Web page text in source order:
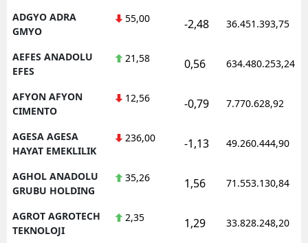
ADGYO ADRA
GMYO
55,00 -2,48 36.451.393,75
AEFES ANADOLU
EFES
21,58 0,56 634.480.253,24
AFYON AFYON
CIMENTO
12,56 -0,79 7.770.628,92
AGESA AGESA
HAYAT EMEKLILIK
236,00 -1,13 49.260.444,90
AGHOL ANADOLU
GRUBU HOLDING
35,26 1,56 71.553.130,84
AGROT AGROTECH
TEKNOLOJI
2,35 1,29 33.828.248,20